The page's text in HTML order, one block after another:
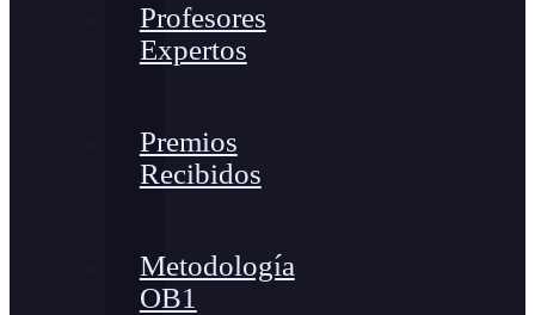
Profesores
Expertos
Premios
Recibidos
Metodología
OB1